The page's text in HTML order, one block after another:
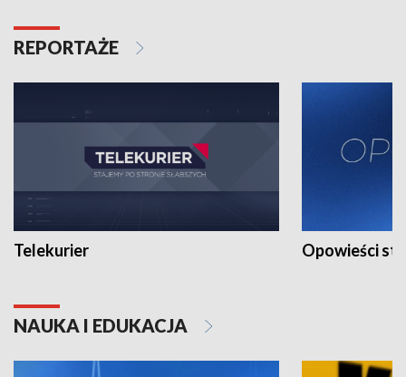
REPORTAŻE
Telekurier Opowieści
NAUKA I EDUKACJA